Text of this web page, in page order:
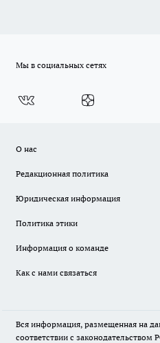
Мы в социальных сетях
О нас
Редакционная политика
Юридическая информация
Политика этики
Информация о команде
Как с нами связаться
Вся информация, размещенная на
соответствии с законодательством